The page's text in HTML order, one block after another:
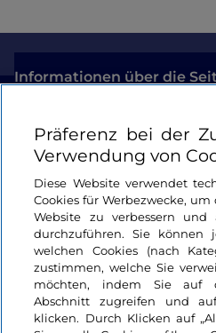
Informationen über die
Nützliche Links
Login
Bleiben wir in Kontakt
Präferenz bei der
Verwendung von
Diese Website verwendet
Cookies für Werbezwecke,
Website zu verbessern und
durchzuführen. Sie können
welchen Cookies (nach
zustimmen, welche Sie
möchten, indem Sie auf
Abschnitt zugreifen und auf
klicken. Durch Klicken auf